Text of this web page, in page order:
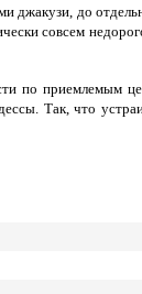
до
совсем
по приемлемым
Так, что